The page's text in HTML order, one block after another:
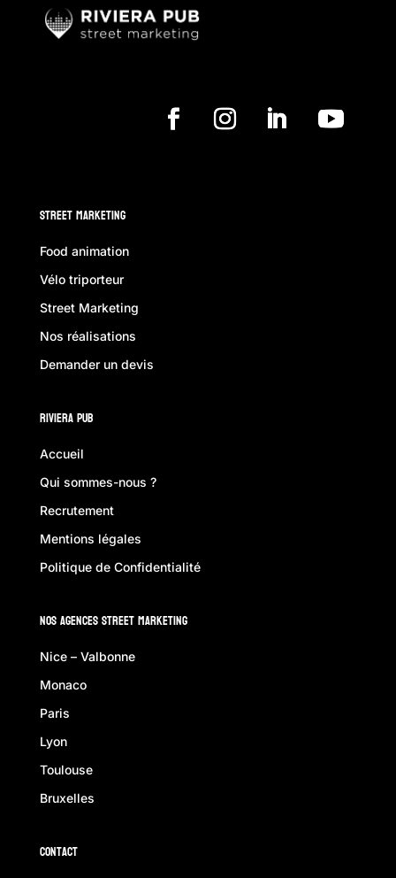
Street Marketing
Food animation
Vélo triporteur
Street Marketing
Nos réalisations
Demander un devis
Riviera Pub
Accueil
Qui sommes-nous ?
Recrutement
Mentions légales
Politique de Confidentialité
Nos Agences Street Marketing
Nice – Valbonne
Monaco
Paris
Lyon
Toulouse
Bruxelles
Contact